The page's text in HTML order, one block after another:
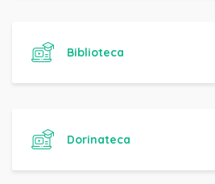
Biblioteca
Dorinateca